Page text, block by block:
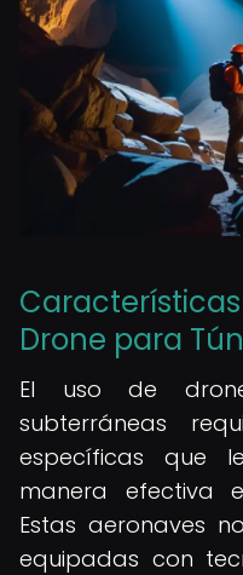
Drone para
El uso de
subterráneas
específicas que
manera efectiva
Estas aeronaves
equipadas con